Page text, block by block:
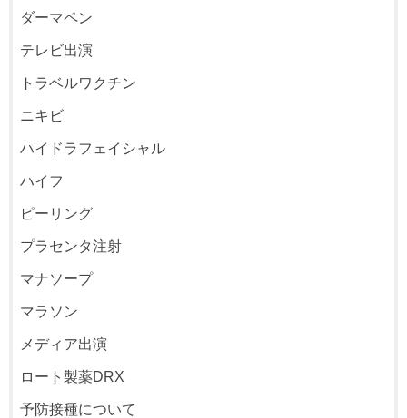
ダーマペン
テレビ出演
トラベルワクチン
ニキビ
ハイドラフェイシャル
ハイフ
ピーリング
プラセンタ注射
マナソープ
マラソン
メディア出演
ロート製薬DRX
予防接種について